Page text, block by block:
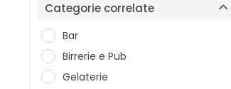
Categorie correlate
Bar
Birrerie e Pub
Gelaterie